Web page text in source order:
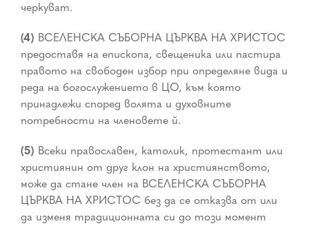
черкуват.
(4) ВСЕЛЕНСКА СЪБОРНА ЦЪРКВА НА ХРИСТОС
предоставя на епископа, свещеника или пастира
правото на свободен избор при определяне вида и
реда на богослужението в ЦО, към която
принадлежи според волята и духовните
потребности на членовете й.
(5) Всеки православен, католик, протестант или
християнин от друг клон на християнството,
може да стане член на ВСЕЛЕНСКА СЪБОРНА
ЦЪРКВА НА ХРИСТОС без да се отказва от или
да изменя традиционната си до този момент